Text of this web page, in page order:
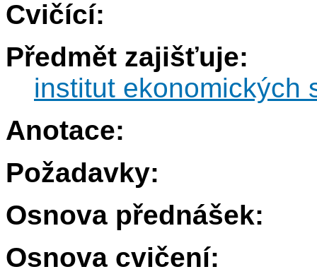
Cvičící:
Předmět zajišťuje:
institut ekonomických
Anotace:
Požadavky:
Osnova přednášek:
Osnova cvičení: